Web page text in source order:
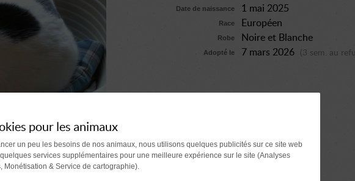
Date de naissance 1 mai 2025
Race Européen
Robe Noire et Blanche
Adopté le 7 mars 2026 (3 sem. au
pour les animaux
un peu les besoins de nos animaux, nous utilisons quelques publicités sur ce site web
services supplémentaires pour une meilleure expérience sur le site (Analyses
Monétisation & Service de cartographie).